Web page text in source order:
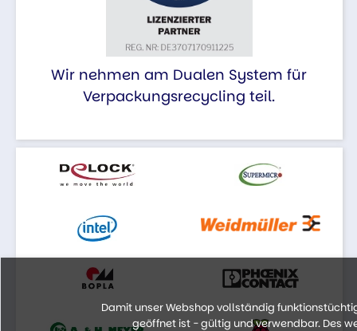
Wir nehmen am Dualen System für
Verpackungsrecycling teil.
Damit unser Webshop vollständig
geöffnet ist - gültig und verwendbar. Des